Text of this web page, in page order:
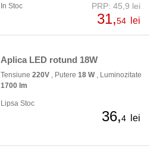
In Stoc PRP: 45,9 lei
31,54 lei
Aplica LED rotund 18W
Tensiune 220V , Putere 18 W, Luminozitate
1700 lm
Lipsa Stoc
36,4 lei